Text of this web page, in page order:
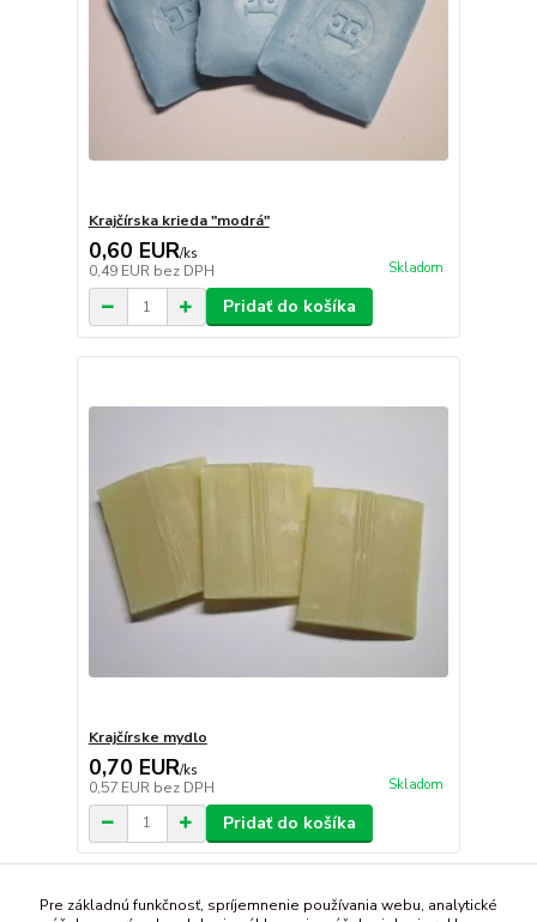
Krajčírska krieda "modrá"
0,60 EUR/ks
0,49 EUR bez DPH Skladom
Pridať do košíka
Krajčírske mydlo
0,70 EUR/ks
0,57 EUR bez DPH Skladom
Pridať do košíka
strana z 1
Pre základnú funkčnosť, spríjemnenie používania webu, analytické